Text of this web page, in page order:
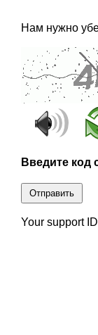
Нам нужно
Введите код
Отправить
Your support